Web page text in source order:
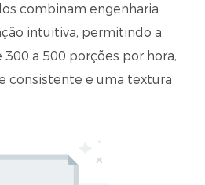
combinam engenharia
intuitiva, permitindo a
a 500 porções por hora,
consistente e uma textura